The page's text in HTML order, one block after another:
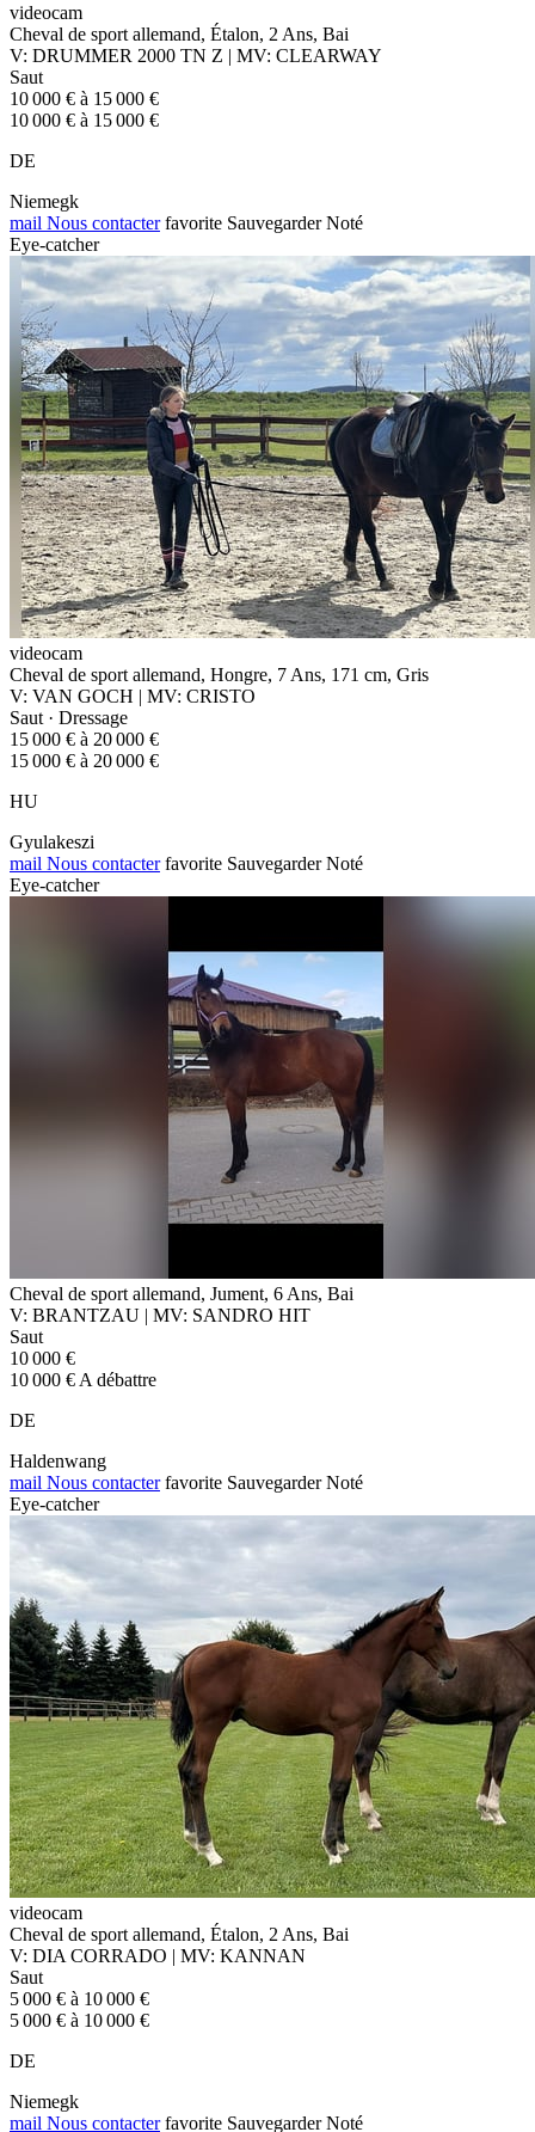
videocam
Cheval de sport allemand, Étalon, 2 Ans, Bai
V: DRUMMER 2000 TN Z | MV: CLEARWAY
Saut
10 000 € à 15 000 €
10 000 € à 15 000 €
DE
Niemegk
mail Nous contacter favorite Sauvegarder Noté
Eye-catcher
videocam
Cheval de sport allemand, Hongre, 7 Ans, 171 cm, Gris
V: VAN GOCH | MV: CRISTO
Saut · Dressage
15 000 € à 20 000 €
15 000 € à 20 000 €
HU
Gyulakeszi
mail Nous contacter favorite Sauvegarder Noté
Eye-catcher
Cheval de sport allemand, Jument, 6 Ans, Bai
V: BRANTZAU | MV: SANDRO HIT
Saut
10 000 €
10 000 € A débattre
DE
Haldenwang
mail Nous contacter favorite Sauvegarder Noté
Eye-catcher
videocam
Cheval de sport allemand, Étalon, 2 Ans, Bai
V: DIA CORRADO | MV: KANNAN
Saut
5 000 € à 10 000 €
5 000 € à 10 000 €
DE
Niemegk
mail Nous contacter favorite Sauvegarder Noté